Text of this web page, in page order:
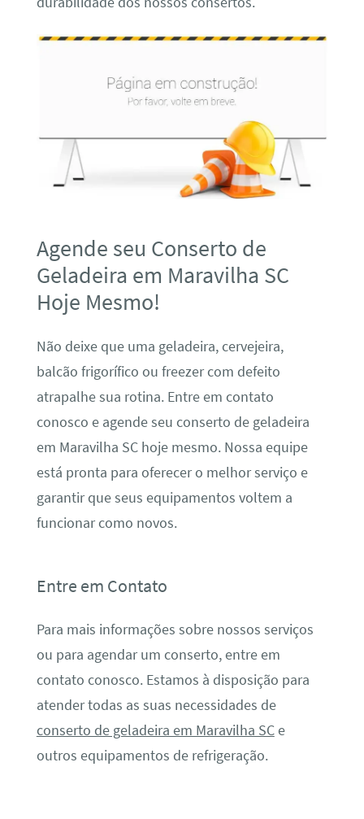
Agende seu Conserto de
Geladeira em Maravilha SC
Hoje Mesmo!
Não deixe que uma geladeira, cervejeira,
balcão frigorífico ou freezer com defeito
atrapalhe sua rotina. Entre em contato
conosco e agende seu conserto de geladeira
em Maravilha SC hoje mesmo. Nossa equipe
está pronta para oferecer o melhor serviço e
garantir que seus equipamentos voltem a
funcionar como novos.
Entre em Contato
Para mais informações sobre nossos serviços
ou para agendar um conserto, entre em
contato conosco. Estamos à disposição para
atender todas as suas necessidades de
conserto de geladeira em Maravilha SCe
outros equipamentos de refrigeração.